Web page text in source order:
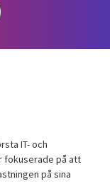
IT- och
fokuserade på att
på sina